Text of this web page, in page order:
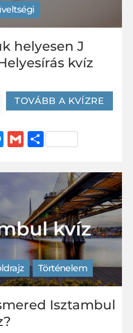
helyesen J
kvíz
TOVÁBB A KVÍZRE
Messenger
GmailOssza
Történelem
Isztambul